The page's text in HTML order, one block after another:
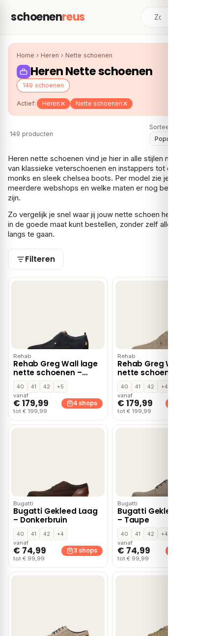
schoenenreus
Home › Heren › Nette schoenen
Heren Nette schoenen
149 schoenen
Actief: Heren Nette schoenen
149 producten
Sorteer:
Heren nette schoenen vind je hier in alle stijlen naast elkaar:
van klassieke veterschoenen en instappers tot elegante
monks en sleek chelsea boots. Per model zie je de prijs bij
meerdere webshops en welke maten er nog beschikbaar
zijn.
Zo vergelijk je snel waar jij jouw nette schoen het voordeligst
in de goede maat kunt bestellen, zonder zelf alle shops
langs te gaan.
Filteren
Rehab
Rehab Greg Wall lage
nette schoenen –
Blauw
40 41 42
+5
vanaf
€ 179,99
tot € 199,99
4 shops
Rehab
Rehab Greg Wall lage
nette schoenen –
Beige
40 41 42
+4
vanaf
€ 179,99
tot € 199,99
Bugatti
Bugatti Gekleed Laag
– Donkerbruin
40 41 42
+4
vanaf
€ 74,99
tot € 99,99
3 shops
Bugatti
Bugatti Gekleed Laag
– Taupe
40 41 42
+4
vanaf
€ 74,99
tot € 99,99